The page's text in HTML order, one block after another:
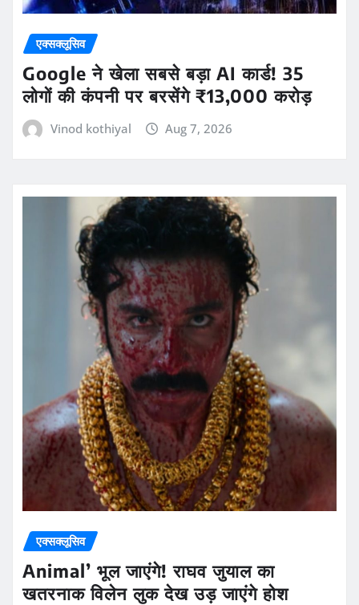
एक्सक्लूसिव
Google ने खेला सबसे बड़ा AI कार्ड! 35
लोगों की कंपनी पर बरसेंगे ₹13,000 करोड़
Vinod kothiyal Aug 7, 2026
एक्सक्लूसिव
Animal’ भूल जाएंगे! राघव जुयाल का
खतरनाक विलेन लुक देख उड़ जाएंगे होश